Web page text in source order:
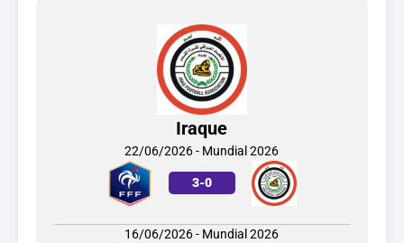
Iraque
22/06/2026 - Mundial 2026
3-0
16/06/2026 - Mundial 2026